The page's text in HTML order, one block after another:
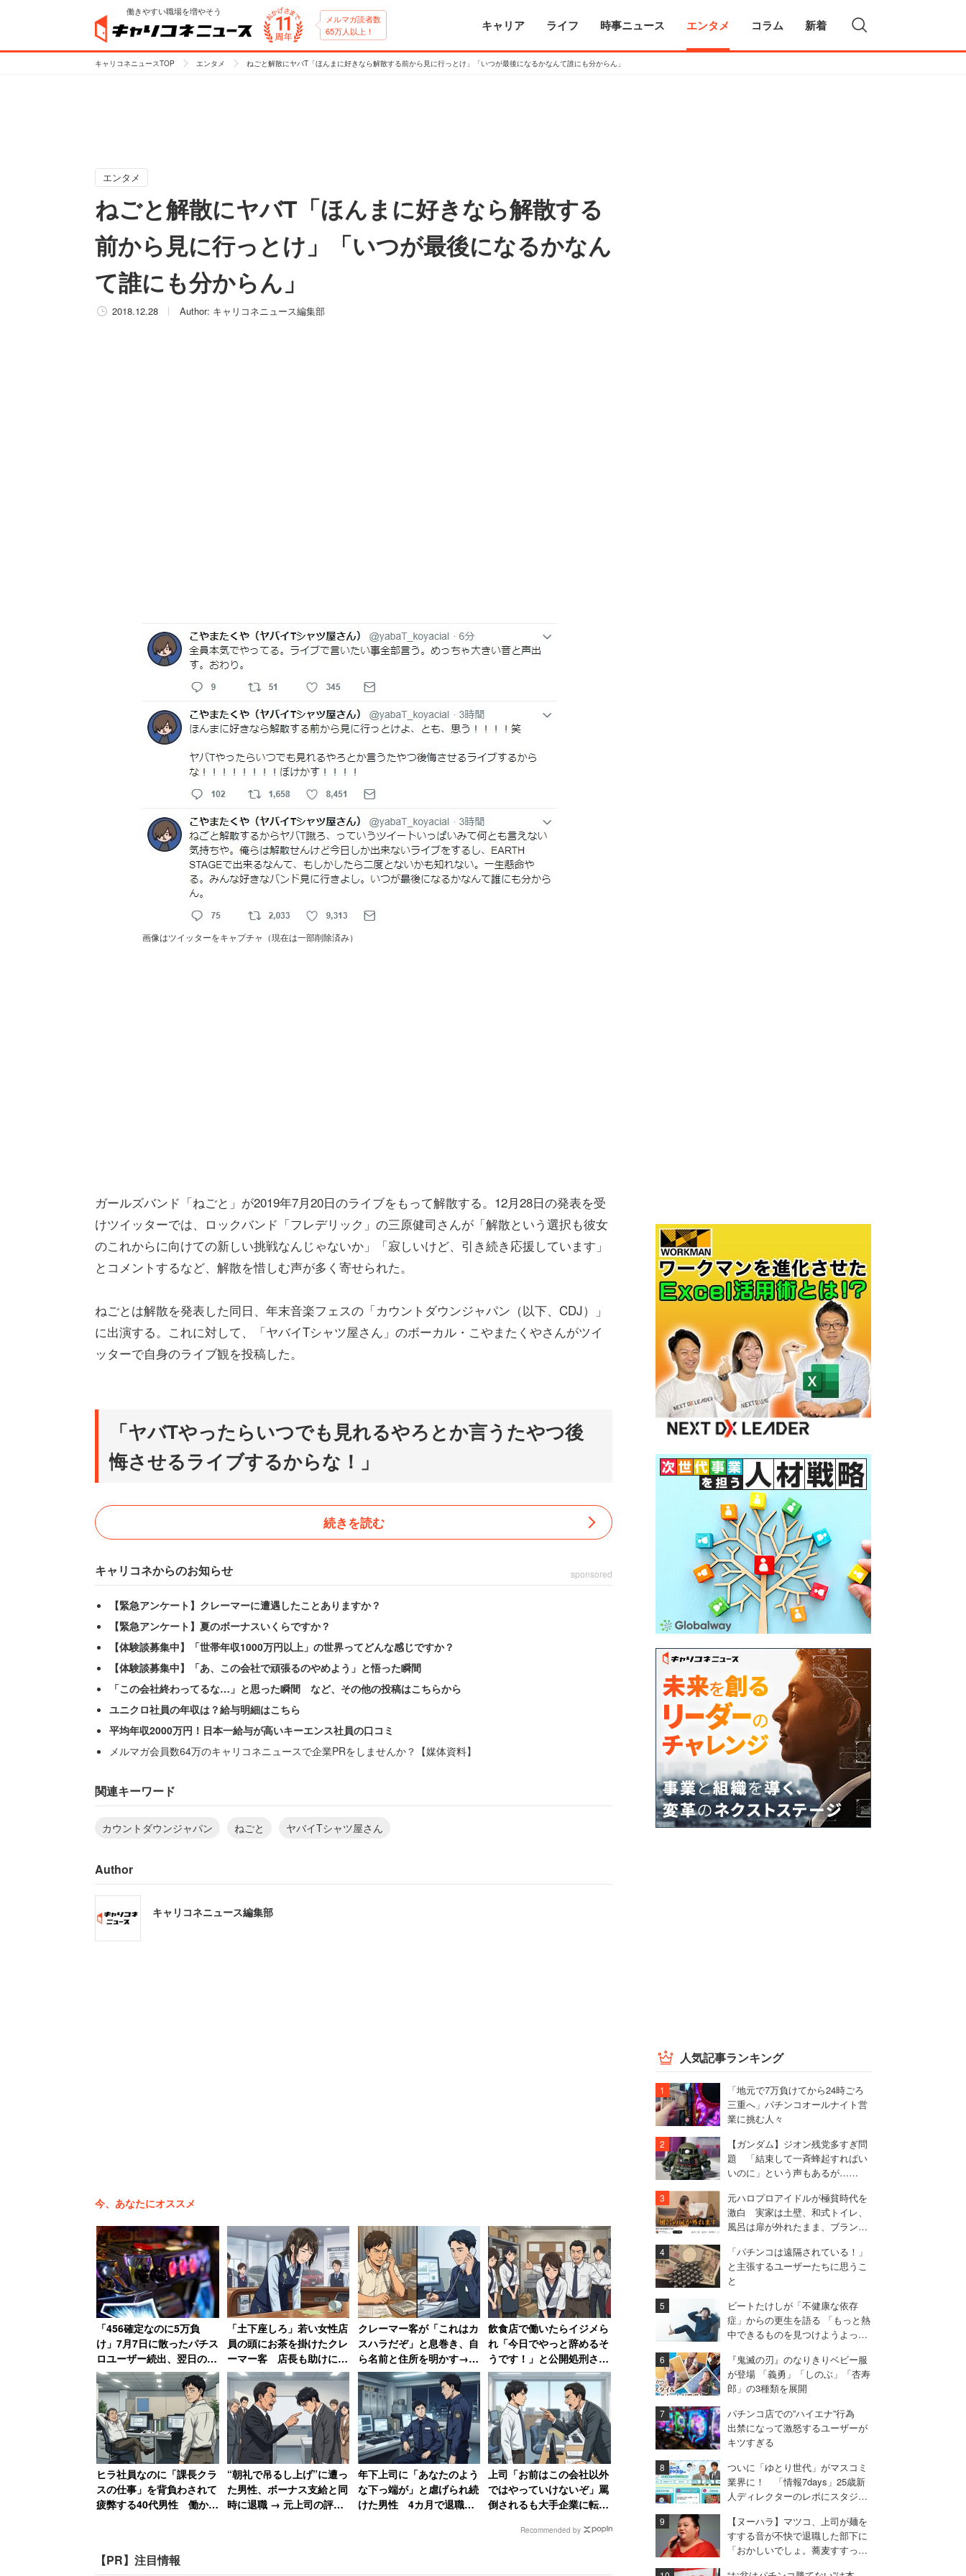
働きやすい職場を増やそう
メルマガ読者数
65万人以上！
キャリア ライフ 時事ニュース エンタメ コラム 新着
キャリコネニュースTOP エンタメ ねごと解散にヤバT「ほんまに好きなら解散する前から見に行っとけ」「いつが最後になるかなんて誰にも分からん」
エンタメ
ねごと解散にヤバT「ほんまに好きなら解散する
前から見に行っとけ」「いつが最後になるかなん
て誰にも分からん」
2018.12.28 Author: キャリコネニュース編集部
画像はツイッターをキャプチャ（現在は一部削除済み）
ガールズバンド「ねごと」が2019年7月20日のライブをもって解散する。12月28日の発表を受
けツイッターでは、ロックバンド「フレデリック」の三原健司さんが「解散という選択も彼女
のこれからに向けての新しい挑戦なんじゃないか」「寂しいけど、引き続き応援しています」
とコメントするなど、解散を惜しむ声が多く寄せられた。
ねごとは解散を発表した同日、年末音楽フェスの「カウントダウンジャパン（以下、CDJ）」
に出演する。これに対して、「ヤバイTシャツ屋さん」のボーカル・こやまたくやさんがツイ
ッターで自身のライブ観を投稿した。
「ヤバTやったらいつでも見れるやろとか言うたやつ後
悔させるライブするからな！」
め、ツイッターでは「ねごと解散するからヤバT蹴ろ」というツイートもあったといい、「何
とも言えない気持ち」と心境を吐露する。
懸命やる。みんな好きなバンド見に行きよし。いつが最後になるかなんて誰にも
といった声が寄せられた。
続きを読む
キャリコネからのお知らせ sponsored
【緊急アンケート】クレーマーに遭遇したことありますか？
【緊急アンケート】夏のボーナスいくらですか？
【体験談募集中】「世帯年収1000万円以上」の世界ってどんな感じですか？
【体験談募集中】「あ、この会社で頑張るのやめよう」と悟った瞬間
「この会社終わってるな…」と思った瞬間 など、その他の投稿はこちらから
ユニクロ社員の年収は？給与明細はこちら
平均年収2000万円！日本一給与が高いキーエンス社員の口コミ
メルマガ会員数64万のキャリコネニュースで企業PRをしませんか？【媒体資料】
関連キーワード
カウントダウンジャパン ねごと ヤバイTシャツ屋さん
Author
キャリコネニュース編集部
今、あなたにオススメ
「456確定なのに5万負
け」7月7日に散ったパチス
ロユーザー続出、翌日の
「熱くもない日」に10万負
けた猛者も
「土下座しろ」若い女性店
員の頭にお茶を掛けたクレ
ーマー客 店長も助けに入
らず女性は「もうこんな会
社辞めてやる」
クレーマー客が「これはカ
スハラだぞ」と息巻き、自
ら名前と住所を明かす→店
長に「警察に相談します」
と撃退される
飲食店で働いたらイジメら
れ「今日でやっと辞めるそ
うです！」と公開処刑され
た女性→数か月、店が潰れ
て「ザマーミロ！」
ヒラ社員なのに「課長クラ
スの仕事」を背負わされて
疲弊する40代男性 働かな
“朝礼で吊るし上げ”に遭っ
た男性、ボーナス支給と同
時に退職 → 元上司の評価
年下上司に「あなたのよう
な下っ端が」と虐げられ続
けた男性 4カ月で退職→
上司「お前はこの会社以外
ではやっていけないぞ」罵
倒されるも大手企業に転職
転職先を「1年足らず」で
Recommended by
【PR】注目情報
人気記事ランキング
「地元で7万負けてから24時ごろ
三重へ」パチンコオールナイト営
業に挑む人々
【ガンダム】ジオン残党多すぎ問
題 「結束して一斉蜂起すればい
いのに」という声もあるが……
元ハロプロアイドルが極貧時代を
激白 実家は土壁、和式トイレ、
風呂は扉が外れたまま、ブランド
も「パチンコは遠隔されている！」
と主張するユーザーたちに思うこ
と
ビートたけしが「不健康な依存
症」からの更生を語る 「もっと熱
中できるものを見つけようよっ
『鬼滅の刃』のなりきりベビー服
が登場 「義勇」「しのぶ」「杏寿
郎」の3種類を展開
パチンコ店での”ハイエナ”行為
出禁になって激怒するユーザーが
キツすぎる
ついに「ゆとり世代」がマスコミ
業界に！ 「情報7days」25歳新
人ディレクターのレポにスタジオ
【ヌーハラ】マツコ、上司が麺を
すする音が不快で退職した部下に
「おかしいでしょ。蕎麦すすって